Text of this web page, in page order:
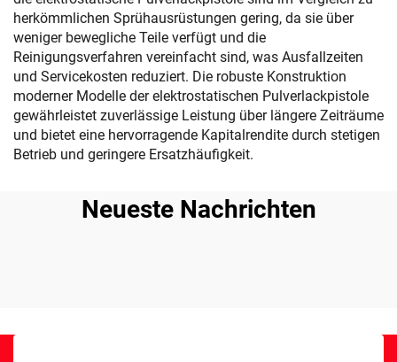
herkömmlichen Sprühausrüstungen gering, da sie über
weniger bewegliche Teile verfügt und die
Reinigungsverfahren vereinfacht sind, was Ausfallzeiten
und Servicekosten reduziert. Die robuste Konstruktion
moderner Modelle der elektrostatischen Pulverlackpistole
gewährleistet zuverlässige Leistung über längere Zeiträume
und bietet eine hervorragende Kapitalrendite durch stetigen
Betrieb und geringere Ersatzhäufigkeit.
Neueste Nachrichten